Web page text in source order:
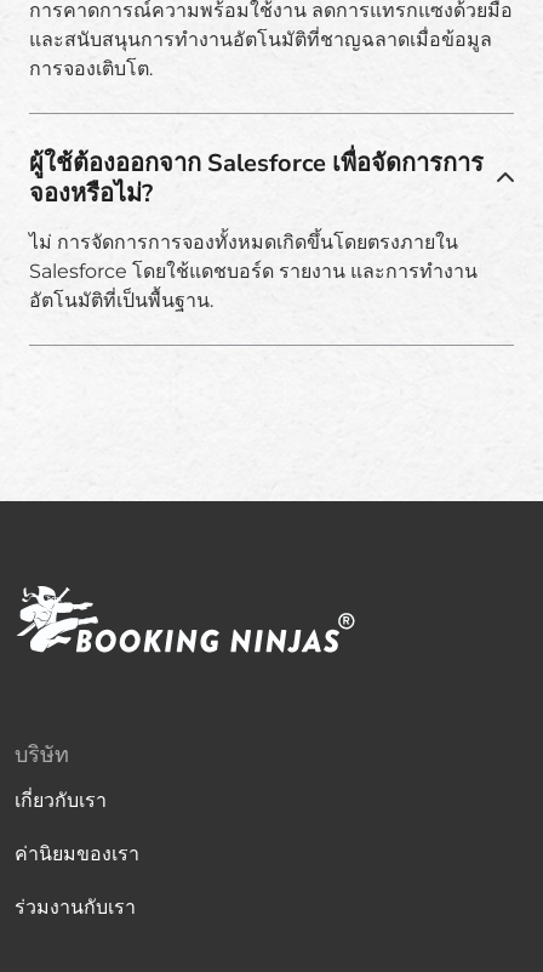
การคาดการณ์ความพร้อมใช้งาน ลดการแทรกแซงด้วยมือ
และสนับสนุนการทำงานอัตโนมัติที่ชาญฉลาดเมื่อข้อมูล
การจองเติบโต.
ผู้ใช้ต้องออกจาก Salesforce เพื่อจัดการการ
จองหรือไม่?
ไม่ การจัดการการจองทั้งหมดเกิดขึ้นโดยตรงภายใน
Salesforce โดยใช้แดชบอร์ด รายงาน และการทำงาน
อัตโนมัติที่เป็นพื้นฐาน.
บริษัท
เกี่ยวกับเรา
ค่านิยมของเรา
ร่วมงานกับเรา